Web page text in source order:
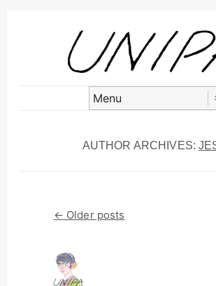
AUTHOR ARCHIVES:
Post navigation
← Older posts